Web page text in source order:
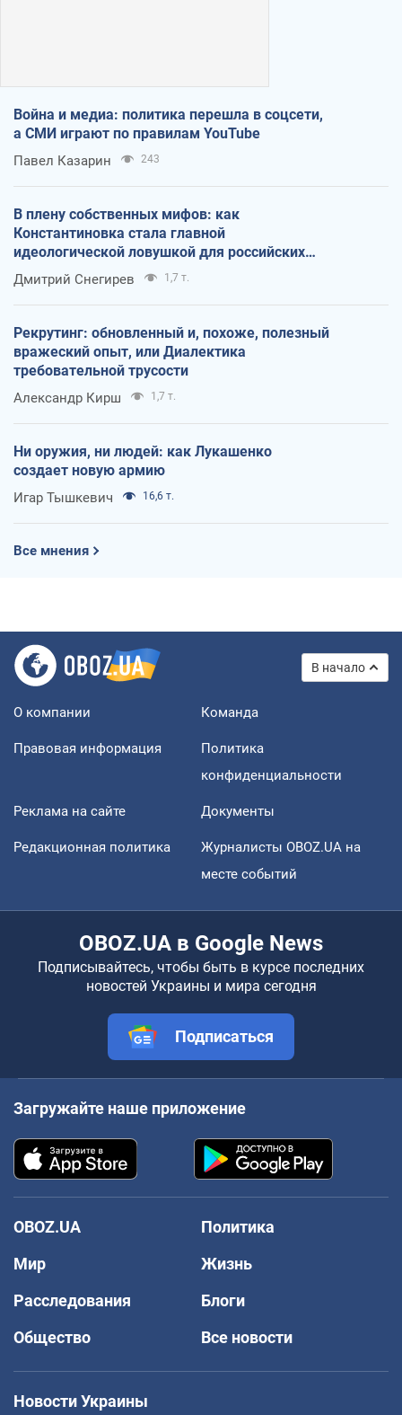
Война и медиа: политика перешла в соцсети,
а СМИ играют по правилам YouTube
Павел Казарин 243
В плену собственных мифов: как
Константиновка стала главной
идеологической ловушкой для российских
оккупантов
Дмитрий Снегирев 1,7 т.
Рекрутинг: обновленный и, похоже, полезный
вражеский опыт, или Диалектика
требовательной трусости
Александр Кирш 1,7 т.
Ни оружия, ни людей: как Лукашенко
создает новую армию
Игар Тышкевич 16,6 т.
Все мнения
В начало
О компании Команда
Правовая информация
Политика
конфиденциальности
Реклама на сайте Документы
Редакционная политика
Журналисты OBOZ.UA на
месте событий
OBOZ.UA в Google News
Подписывайтесь, чтобы быть в курсе последних
новостей Украины и мира сегодня
Подписаться
Загружайте наше приложение
OBOZ.UA
Политика
Мир
Жизнь
Расследования
Блоги
Общество
Все новости
Новости Украины